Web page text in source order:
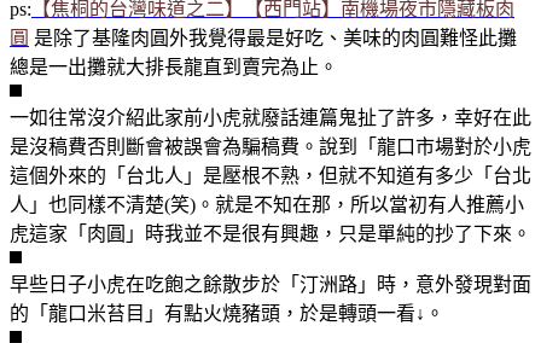
ps: 【焦桐的台灣味道之二】【西門站】南機場夜市隱藏板肉
圓 是除了基隆肉圓外我覺得最是好吃、美味的肉圓難怪此攤
總是一出攤就大排長龍直到賣完為止。
一如往常沒介紹此家前小虎就廢話連篇鬼扯了許多，幸好在此
是沒稿費否則斷會被誤會為騙稿費。說到「龍口市場對於小虎
這個外來的「台北人」是壓根不熟，但就不知道有多少「台北
人」也同樣不清楚(笑)。就是不知在那，所以當初有人推薦小
虎這家「肉圓」時我並不是很有興趣，只是單純的抄了下來。
早些日子小虎在吃飽之餘散步於「汀洲路」時，意外發現對面
的「龍口米苔目」有點火燒豬頭，於是轉頭一看↓。